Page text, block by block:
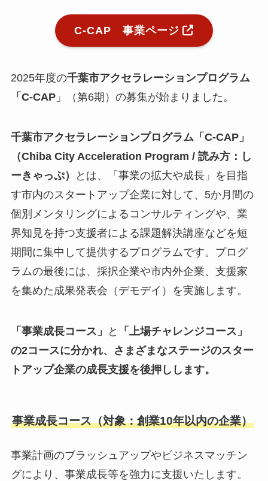
関
C-CAP 事業ページ
2025年度の千葉市アクセラレーションプログラム
「C-CAP」（第6期）の募集が始まりました。
千葉市アクセラレーションプログラム「C-CAP」
（Chiba City Acceleration Program / 読み方：し
ーきゃっぷ）
とは、「事業の拡大や成長」を目指
す市内のスタートアップ企業に対して、5か月間の
個別メンタリングによるコンサルティングや、業
界知見を持つ支援者による課題解決講座などを短
期間に集中して提供するプログラムです。プログ
ラムの最後には、採択企業や市内外企業、支援家
を集めた成果発表会（デモデイ）を実施します。
「事業成長コース」 と
「上場チャレンジコース」
の2コースに分かれ、さまざまなステージのスター
トアップ企業の成長支援を後押しします。
事業成長コース（対象：創業10年以内の企業）
事業計画のブラッシュアップやビジネスマッチン
グにより、事業成長等を強力に支援いたします。